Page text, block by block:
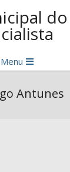
Menu
Antunes